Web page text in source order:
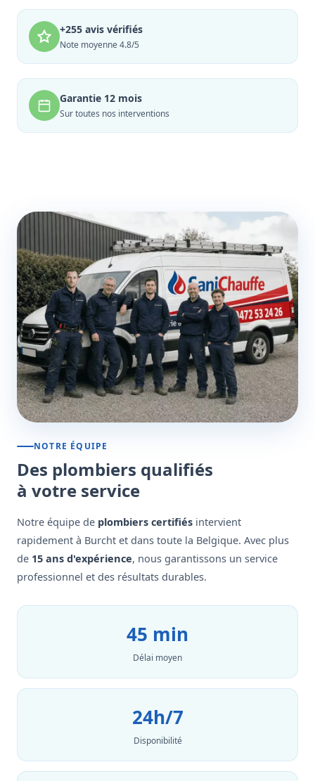
+255 avis vérifiés
Note moyenne 4.8/5
Garantie 12 mois
Sur toutes nos interventions
NOTRE ÉQUIPE
Des plombiers qualifiés
à votre service
Notre équipe de plombiers certifiés intervient
rapidement à Burcht et dans toute la Belgique. Avec plus
de 15 ans d'expérience, nous garantissons un service
professionnel et des résultats durables.
45 min
Délai moyen
24h/7
Disponibilité